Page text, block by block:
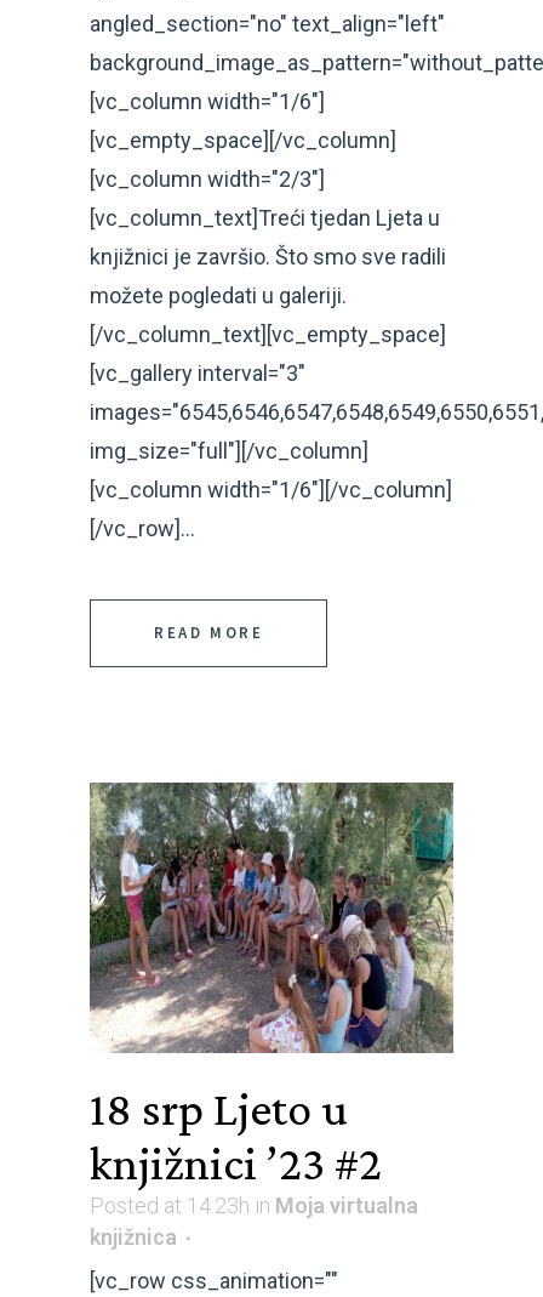
angled_section="no" text_align="left"
[vc_column width="1/6"]
[vc_empty_space][/vc_column]
[vc_column width="2/3"]
[vc_column_text]Treći tjedan Ljeta u
knjižnici je završio. Što smo sve radili
možete pogledati u galeriji.
[/vc_column_text][vc_empty_space]
[vc_gallery interval="3"
img_size="full"][/vc_column]
[vc_column width="1/6"][/vc_column]
[/vc_row]...
READ MORE
18 srp Ljeto u
knjižnici ’23 #2
Posted at 14:23h in Moja virtualna
knjižnica
[vc_row css_animation=""